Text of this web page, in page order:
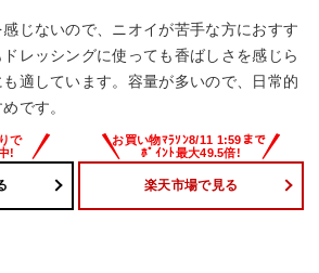
じないので、ニオイが苦手な方におすす
レッシングに使っても香ばしさを感じら
適しています。容量が多いので、日常的
です。
楽天市場で見る